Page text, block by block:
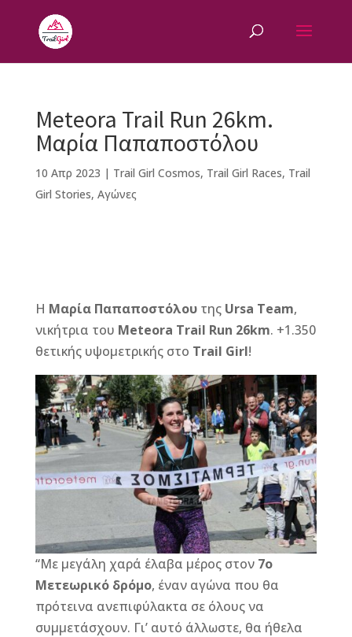
Meteora Trail Run 26km.
Μαρία Παπαποστόλου
10 Απρ 2023 | Trail Girl Cosmos, Trail Girl Races, Trail
Girl Stories, Αγώνες
c
e
b
o
o
k
e
ss
e
n
g
e
r
e
r
m
ai
l
it
te
r
n
te
r
e
st
Η Μαρία Παπαποστόλουτης Ursa Team,
νικήτρια του Meteora Trail Run 26km. +1.350
θετικής υψομετρικής στο Trail Girl!
“Με μεγάλη χαρά έλαβα μέρος στον 7ο
Μετεωρικό δρόμο, έναν αγώνα που θα
πρότεινα ανεπιφύλακτα σε όλους να
συμμετάσχουν. Γι’ αυτό άλλωστε, θα ήθελα